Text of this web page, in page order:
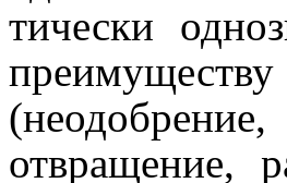
ти­че­ски
отвращение,